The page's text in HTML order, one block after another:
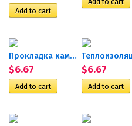
Прокладка камеры сгорания...
$6.67 $6.67